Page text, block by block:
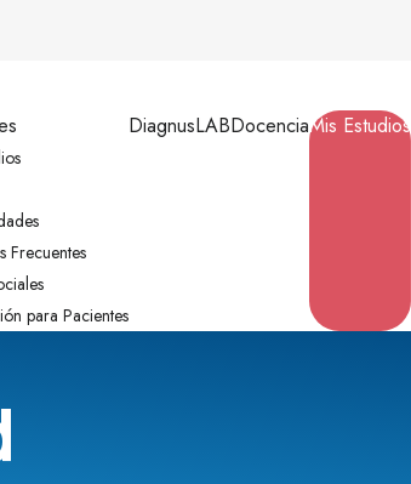
Frecuentes
para Pacientes
DiagnusLABDocenciaMis Estudios